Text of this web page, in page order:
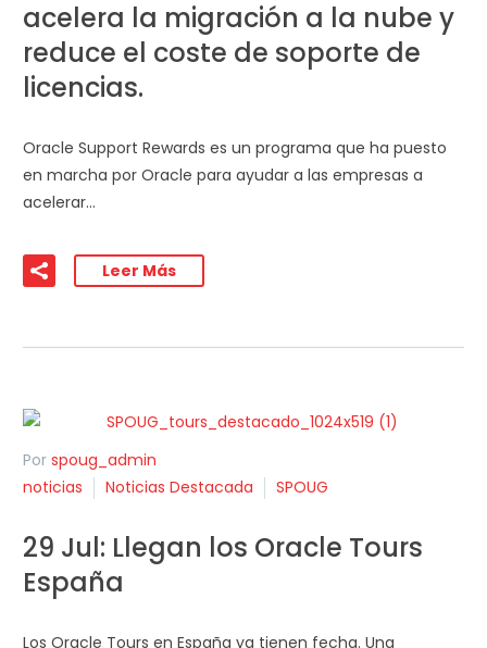
acelera la migración a la nube y
reduce el coste de soporte de
licencias.
Oracle Support Rewards es un programa que ha puesto
en marcha por Oracle para ayudar a las empresas a
acelerar…
Leer Más
Por spoug_admin
noticias
Noticias Destacada SPOUG
29 Jul: Llegan los Oracle Tours
España
Los Oracle Tours en España ya tienen fecha. Una